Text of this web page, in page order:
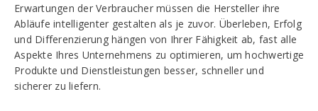
Erwartungen der Verbraucher müssen die Hersteller ihre
Abläufe intelligenter gestalten als je zuvor. Überleben, Erfolg
und Differenzierung hängen von Ihrer Fähigkeit ab, fast alle
Aspekte Ihres Unternehmens zu optimieren, um hochwertige
Produkte und Dienstleistungen besser, schneller und
sicherer zu liefern.